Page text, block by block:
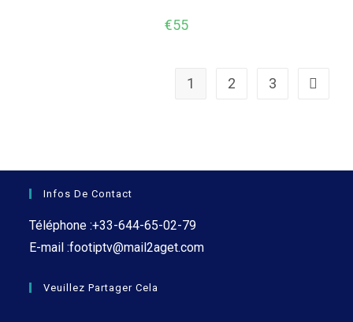
€55
1 2 3
Infos De Contact
Téléphone :+33-644-65-02-79
E-mail :footiptv@mail2aget.comS’ouvre
Veuillez Partager Cela